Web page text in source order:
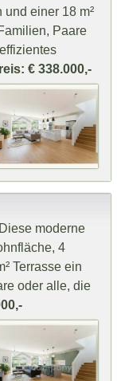
und einer 18 m²
Paare
€ 338.000,-
moderne
4
Terrasse ein
oder alle, die